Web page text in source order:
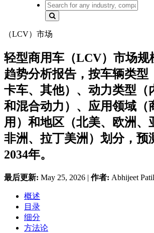
（LCV）市场
轻型商用车（LCV）市场规
趋势分析报告，按车辆类型
卡车、其他）、动力类型（
和混合动力）、应用领域（
用）和地区（北美、欧洲、
非洲、拉丁美洲）划分，预
2034年。
最后更新: May 25, 2026 | 作者: Abhijeet Patil
概述
目录
细分
方法论